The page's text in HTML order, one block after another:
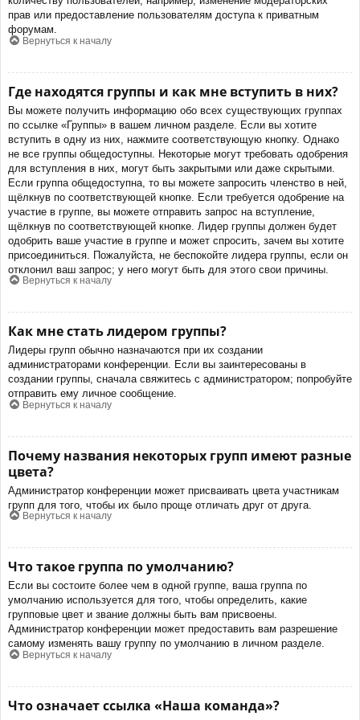
прав или предоставление пользователям доступа к приватным
форумам.
Вернуться к началу
Где находятся группы и как мне вступить в них?
Вы можете получить информацию обо всех существующих группах
по ссылке «Группы» в вашем личном разделе. Если вы хотите
вступить в одну из них, нажмите соответствующую кнопку. Однако
не все группы общедоступны. Некоторые могут требовать одобрения
для вступления в них, могут быть закрытыми или даже скрытыми.
Если группа общедоступна, то вы можете запросить членство в ней,
щёлкнув по соответствующей кнопке. Если требуется одобрение на
участие в группе, вы можете отправить запрос на вступление,
щёлкнув по соответствующей кнопке. Лидер группы должен будет
одобрить ваше участие в группе и может спросить, зачем вы хотите
присоединиться. Пожалуйста, не беспокойте лидера группы, если он
отклонил ваш запрос; у него могут быть для этого свои причины.
Вернуться к началу
Как мне стать лидером группы?
Лидеры групп обычно назначаются при их создании
администраторами конференции. Если вы заинтересованы в
создании группы, сначала свяжитесь с администратором; попробуйте
отправить ему личное сообщение.
Вернуться к началу
Почему названия некоторых групп имеют разные
цвета?
Администратор конференции может присваивать цвета участникам
групп для того, чтобы их было проще отличать друг от друга.
Вернуться к началу
Что такое группа по умолчанию?
Если вы состоите более чем в одной группе, ваша группа по
умолчанию используется для того, чтобы определить, какие
групповые цвет и звание должны быть вам присвоены.
Администратор конференции может предоставить вам разрешение
самому изменять вашу группу по умолчанию в личном разделе.
Вернуться к началу
Что означает ссылка «Наша команда»?